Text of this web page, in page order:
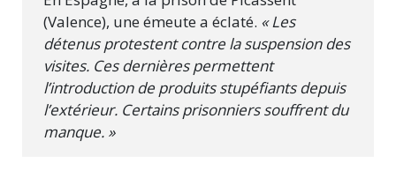
(Valence), une émeute a éclaté. « Les
détenus protestent contre la suspension des
visites. Ces dernières permettent
l’introduction de produits stupéfiants depuis
l’extérieur. Certains prisonniers souffrent du
manque. »